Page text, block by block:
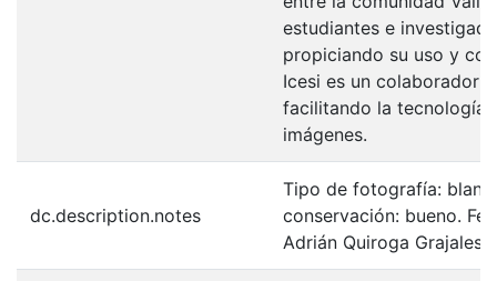
estudiantes e
propiciando su uso y
Icesi es un colaborador
facilitando la tecnología
imágenes.
dc.description.notes
Tipo de fotografía:
conservación: bueno.
Adrián Quiroga Grajales.